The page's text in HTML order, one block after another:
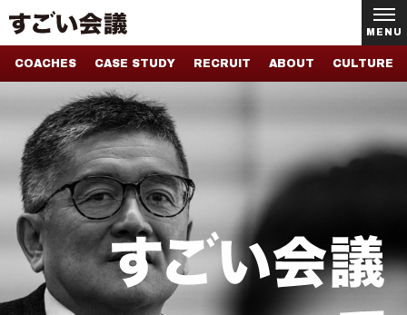
MENU
COACHES CASE STUDY RECRUIT ABOUT CULTURE